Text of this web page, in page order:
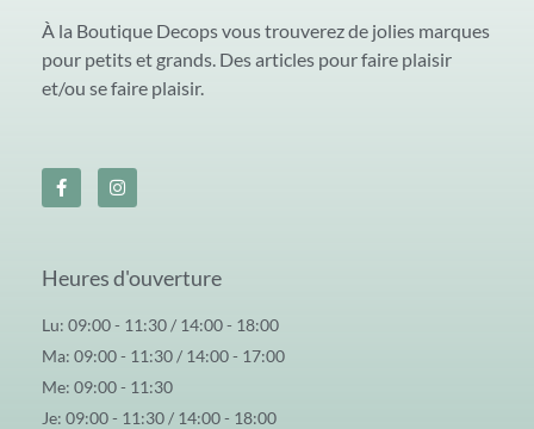
À la Boutique Decops vous trouverez de jolies marques
pour petits et grands. Des articles pour faire plaisir
et/ou se faire plaisir.
Heures d'ouverture
Lu: 09:00 - 11:30 / 14:00 - 18:00
Ma: 09:00 - 11:30 / 14:00 - 17:00
Me: 09:00 - 11:30
Je: 09:00 - 11:30 / 14:00 - 18:00